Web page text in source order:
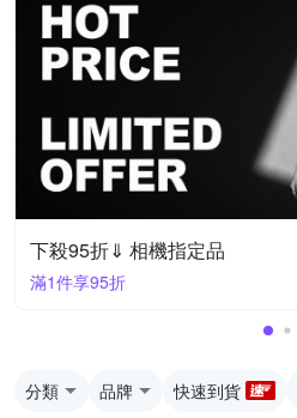
下殺95折⇓ 相機指定品
滿1件享95折
分類 品牌 快速到貨